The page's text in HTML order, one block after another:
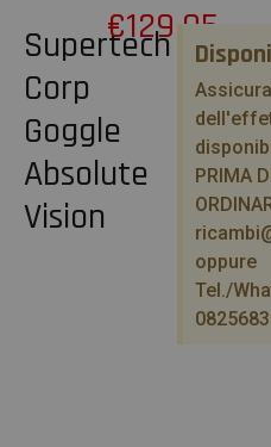
Supertech
Corp
Goggle
Absolute
Vision
€129,95
PRIMA DI
oppure
Tel./